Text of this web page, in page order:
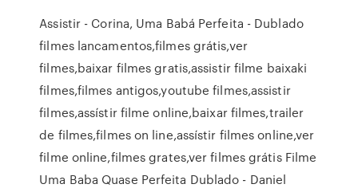
Assistir - Corina, Uma Babá Perfeita - Dublado
filmes lancamentos,filmes grátis,ver
filmes,baixar filmes gratis,assistir filme baixaki
filmes,filmes antigos,youtube filmes,assistir
filmes,assístir filme online,baixar filmes,trailer
de filmes,filmes on line,assístir filmes online,ver
filme online,filmes grates,ver filmes grátis Filme
Uma Baba Quase Perfeita Dublado - Daniel